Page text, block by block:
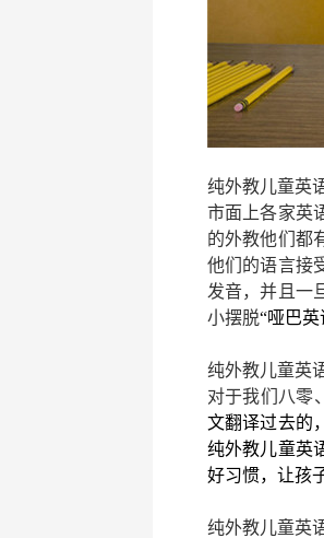
纯外教儿童英
市面上各家英
的外教他们都
他们的语言接
发音，并且一
小摆脱“哑巴英
纯外教儿童英
对于我们八零
文翻译过去的
纯外教儿童英
好习惯，让孩
纯外教儿童英